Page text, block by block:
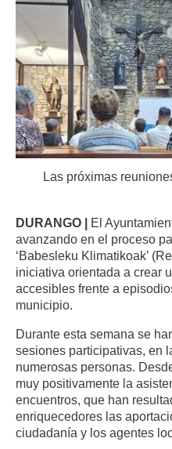
Las próximas
DURANGO | El
avanzando en el proceso
‘Babesleku Klimatikoak’
iniciativa orientada a crear
accesibles frente a
municipio.
Durante esta semana se
sesiones participativas, en
numerosas personas.
muy positivamente la
encuentros, que han
enriquecedores las
ciudadanía y los agentes